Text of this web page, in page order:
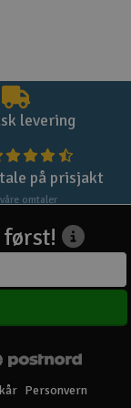
levering
på prisjakt
omtaler
Personvern